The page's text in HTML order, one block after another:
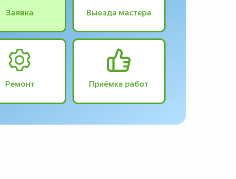
Заявка Выезда мастера
Ремонт Приёмка работ